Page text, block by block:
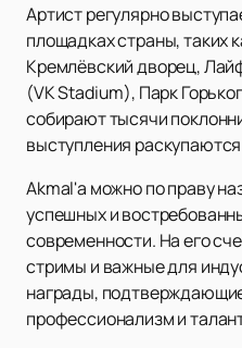
Артист регулярно
площадках страны, таких
Кремлёвский дворец,
(VK Stadium), Парк
собирают тысячи
выступления
Akmal'а можно по праву
успешных и
современности. На его
стримы и важные для
награды,
профессионализм и